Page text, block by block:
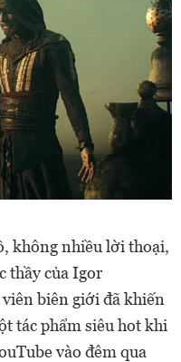
không nhiều lời thoại,
thầy của Igor
biên giới đã khiến
tác phẩm siêu hot khi
vào đêm qua